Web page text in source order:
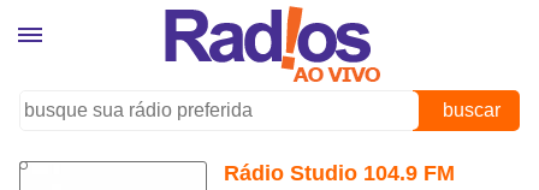
buscar
Rádio Studio 104.9 FM